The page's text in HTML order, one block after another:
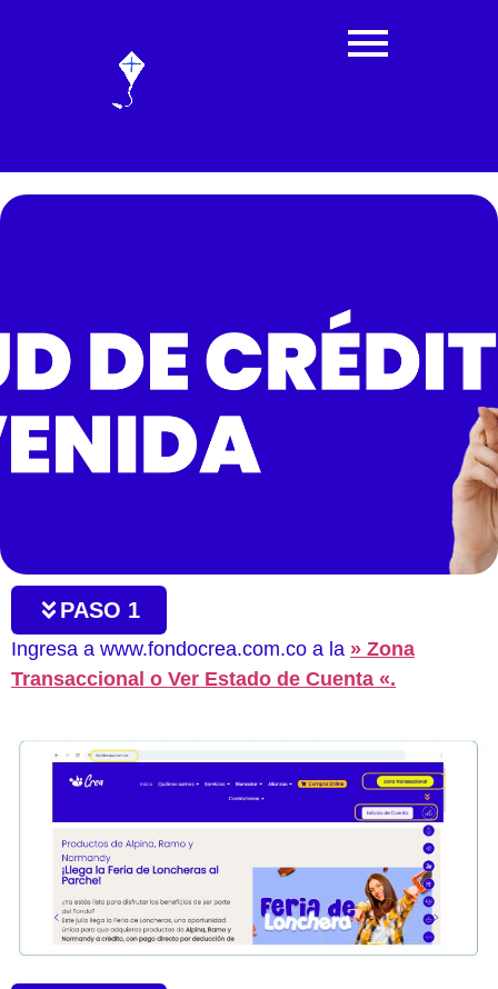
PASO 1
Ingresa a www.fondocrea.com.co a la » Zona
Transaccional o Ver Estado de Cuenta «.